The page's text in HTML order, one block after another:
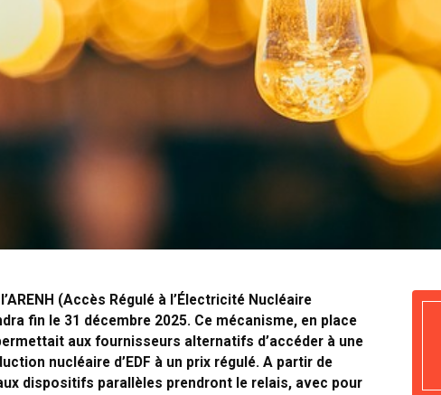
(Accès Régulé à l’Électricité Nucléaire
fin le 31 décembre 2025. Ce mécanisme, en place
aux fournisseurs alternatifs d’accéder à une
nucléaire d’EDF à un prix régulé. A partir de
dispositifs parallèles prendront le relais, avec pour